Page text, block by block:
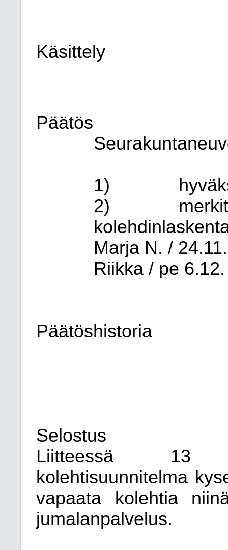
Käsittely
Päätös
1)
2)
Marja N. /
Riikka / pe
Päätöshistoria
Selostus
Liitteessä 13
kolehtisuunnitelma
vapaata kolehtia
jumalanpalvelus.